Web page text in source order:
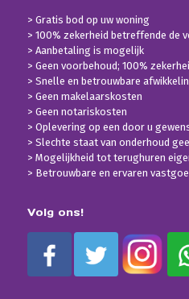
> Gratis bod op uw woning
> 100% zekerheid betreffende de
> Aanbetaling is mogelijk
> Geen voorbehoud; 100%
> Snelle en betrouwbare
> Geen makelaarskosten
> Geen notariskosten
> Oplevering op een door u
> Slechte staat van onderhoud
> Mogelijkheid tot terughuren
> Betrouwbare en ervaren
Volg ons!